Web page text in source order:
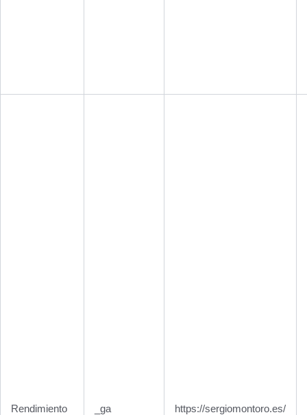
Rendimiento _ga https://sergiomontoro.es/